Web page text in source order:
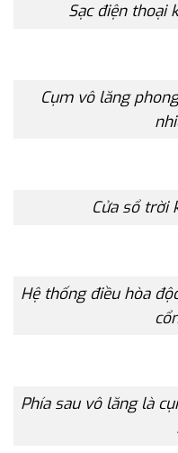
Sạc điện thoại
Cụm vô lăng
Cửa sổ trời
Hệ thống điều hòa
Phía sau vô lăng là